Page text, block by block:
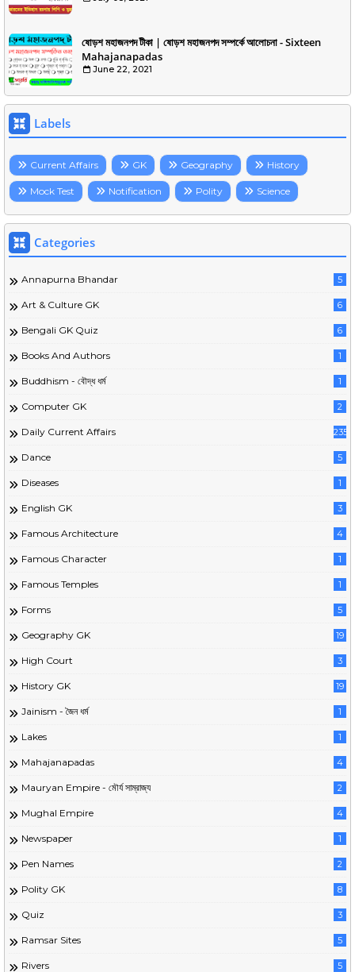
ষোড়শ মহাজনপদ টীকা | ষোড়শ মহাজনপদ সম্পর্কে আলোচনা - Sixteen
Mahajanapadas
June 22, 2021
Labels
Current Affairs GK Geography History
Mock Test Notification Polity Science
Categories
Annapurna Bhandar 5
Art & Culture GK 6
Bengali GK Quiz 6
Books And Authors 1
Buddhism - বৌদ্ধ ধর্ম 1
Computer GK 2
Daily Current Affairs 235
Dance 5
Diseases 1
English GK 3
Famous Architecture 4
Famous Character 1
Famous Temples 1
Forms 5
Geography GK 19
High Court 3
History GK 19
Jainism - জৈন ধর্ম 1
Lakes 1
Mahajanapadas 4
Mauryan Empire - মৌর্য সাম্রাজ্য 2
Mughal Empire 4
Newspaper 1
Pen Names 2
Polity GK 8
Quiz 3
Ramsar Sites 5
Rivers 5